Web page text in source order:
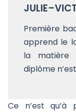
Première
apprend le
la matière
diplôme
Ce n’est qu’à